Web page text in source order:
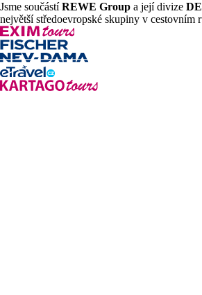
Jsme součástíREWE Group a její divize
největší středoevropské skupiny v cestovním